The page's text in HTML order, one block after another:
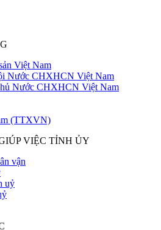
Việt Nam
Nước CHXHCN Việt Nam
Nước CHXHCN Việt Nam
(TTXVN)
VIỆC TỈNH ỦY
vận
uỷ